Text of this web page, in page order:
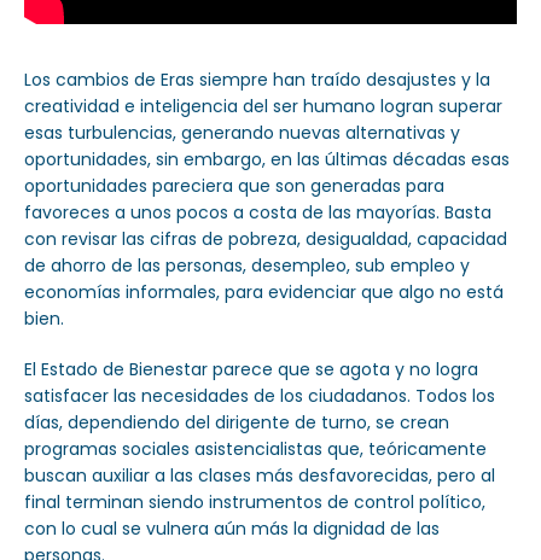
Los cambios de Eras siempre han traído desajustes y la
creatividad e inteligencia del ser humano logran superar
esas turbulencias, generando nuevas alternativas y
oportunidades, sin embargo, en las últimas décadas esas
oportunidades pareciera que son generadas para
favoreces a unos pocos a costa de las mayorías. Basta
con revisar las cifras de pobreza, desigualdad, capacidad
de ahorro de las personas, desempleo, sub empleo y
economías informales, para evidenciar que algo no está
bien.
El Estado de Bienestar parece que se agota y no logra
satisfacer las necesidades de los ciudadanos. Todos los
días, dependiendo del dirigente de turno, se crean
programas sociales asistencialistas que, teóricamente
buscan auxiliar a las clases más desfavorecidas, pero al
final terminan siendo instrumentos de control político,
con lo cual se vulnera aún más la dignidad de las
personas.